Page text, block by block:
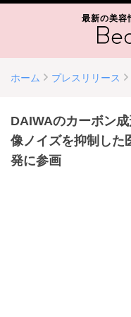
最新の美容
ホーム プレスリリース
DAIWAのカーボン
像ノイズを抑制した
発に参画